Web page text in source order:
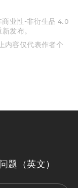
业性-非衍生品 4.0
发布。
内容仅代表作者个
题（英文）